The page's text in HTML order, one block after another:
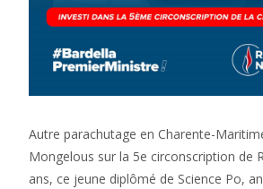
Autre parachutage en Charente-
Mongelous sur la 5e circonscription de
ans, ce jeune diplômé de Science Po,